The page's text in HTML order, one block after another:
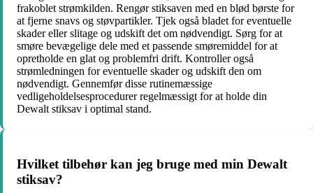
frakoblet strømkilden. Rengør stiksaven med en blød børste for
at fjerne snavs og støvpartikler. Tjek også bladet for eventuelle
skader eller slitage og udskift det om nødvendigt. Sørg for at
smøre bevægelige dele med et passende smøremiddel for at
opretholde en glat og problemfri drift. Kontroller også
strømledningen for eventuelle skader og udskift den om
nødvendigt. Gennemfør disse rutinemæssige
vedligeholdelsesprocedurer regelmæssigt for at holde din
Dewalt stiksav i optimal stand.
Hvilket tilbehør kan jeg bruge med min Dewalt
stiksav?